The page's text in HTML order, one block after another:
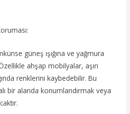
güneş ışığına ve yağmura
ahşap mobilyalar, aşırı
renklerini kaybedebilir. Bu
bir alanda konumlandırmak veya